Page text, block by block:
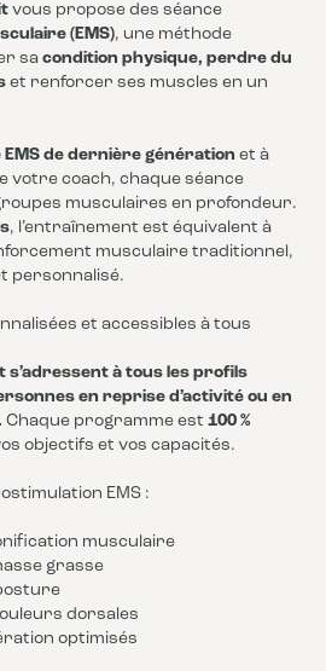
vous propose des séance
(EMS), une méthode
sa condition physique, perdre du
et renforcer ses muscles en un
EMS de dernière génération et à
votre coach, chaque séance
musculaires en profondeur.
, l’entraînement est équivalent à
musculaire traditionnel,
personnalisé.
et accessibles à tous
s’adressent à tous les profils
en reprise d’activité ou en
Chaque programme est 100 %
objectifs et vos capacités.
EMS :
musculaire
grasse
dorsales
optimisés